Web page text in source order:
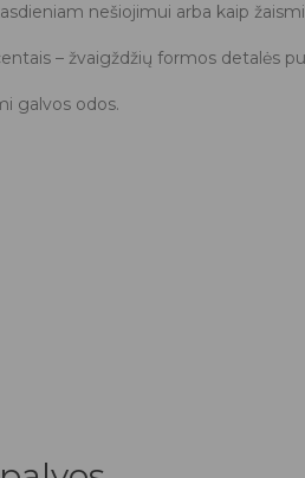
nešiojimui arba kaip
– žvaigždžių formos detalės
galvos odos.